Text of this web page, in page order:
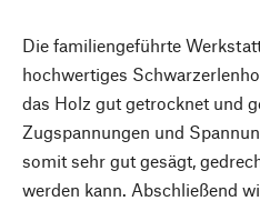
Die familiengeführte
hochwertiges
das Holz gut getrocknet und
Zugspannungen und
somit sehr gut gesägt,
werden kann. Abschließend